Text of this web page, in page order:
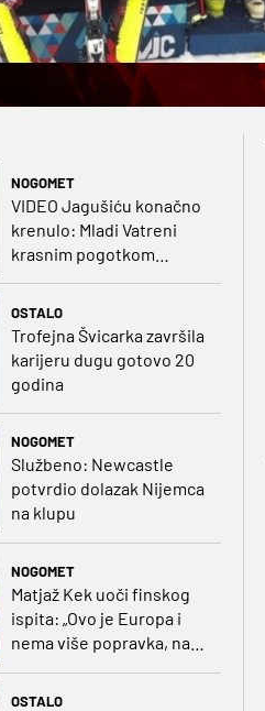
NOGOMET
VIDEO Jagušiću konačno
krenulo: Mladi Vatreni
krasnim pogotkom
potvrdio sjajnu formu
OSTALO
Trofejna Švicarka završila
karijeru dugu gotovo 20
godina
NOGOMET
Službeno: Newcastle
potvrdio dolazak Nijemca
na klupu
NOGOMET
Matjaž Kek uoči finskog
ispita: „Ovo je Europa i
nema više popravka, na
OSTALO